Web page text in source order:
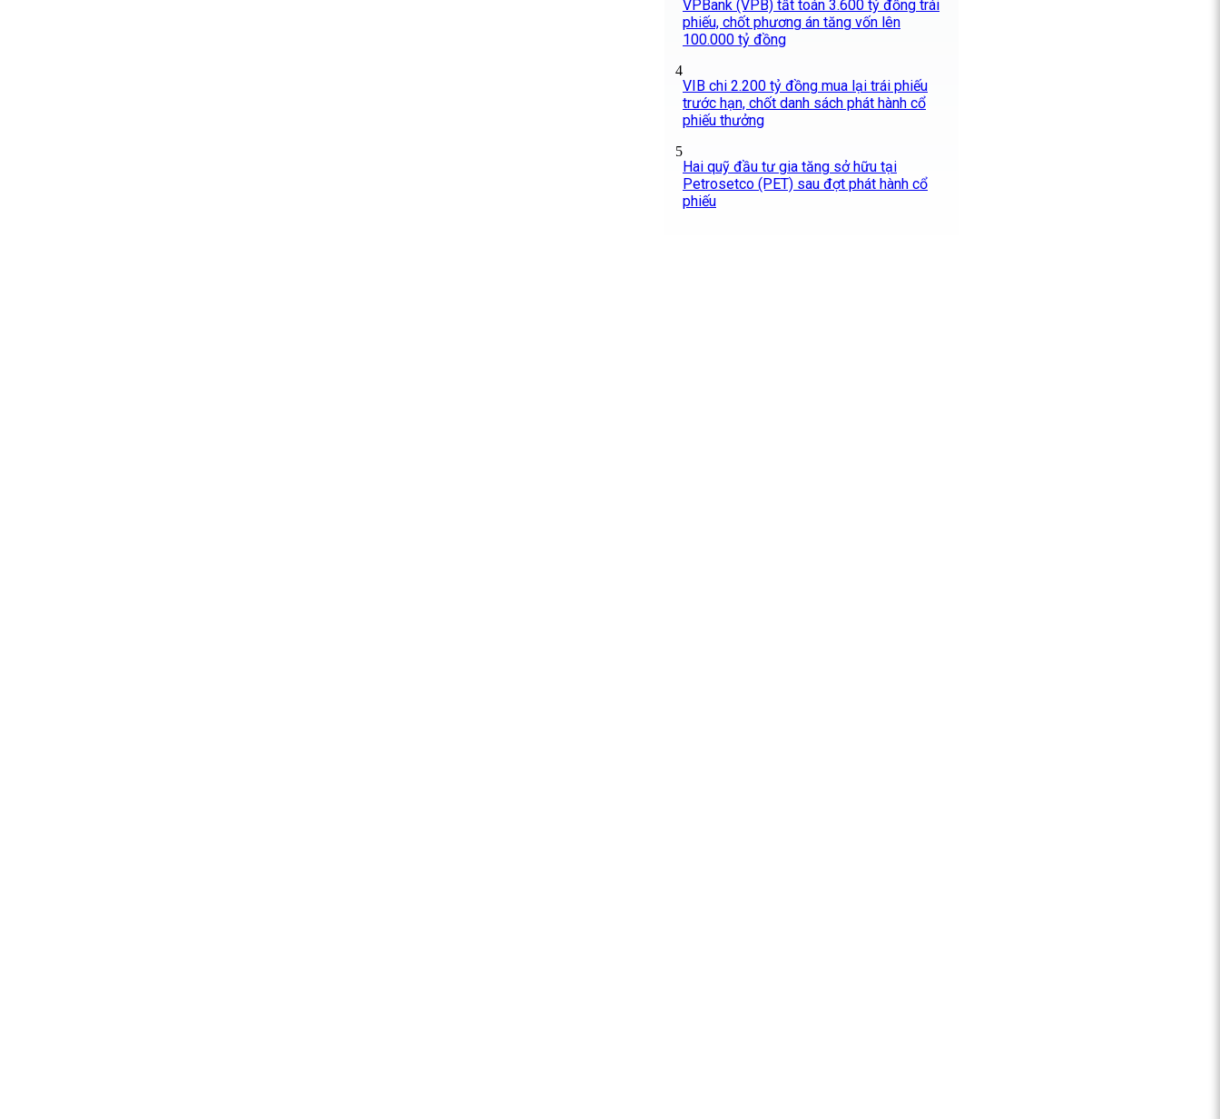
VPBank (VPB) tất toán 3.600 tỷ đồng trái
phiếu, chốt phương án tăng vốn lên
100.000 tỷ đồng
4
VIB chi 2.200 tỷ đồng mua lại trái phiếu
trước hạn, chốt danh sách phát hành cổ
phiếu thưởng
5
Hai quỹ đầu tư gia tăng sở hữu tại
Petrosetco (PET) sau đợt phát hành cổ
phiếu